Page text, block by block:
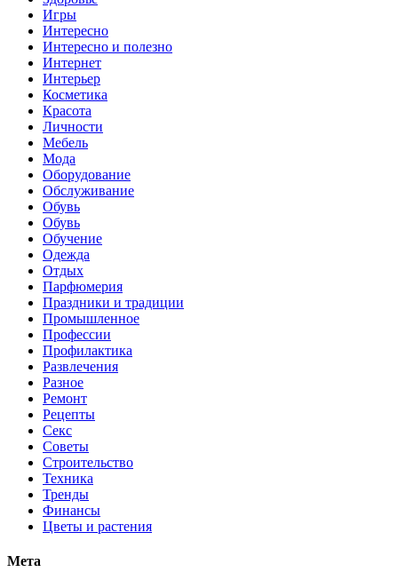
Игры
Интересно
Интересно и полезно
Интернет
Интерьер
Косметика
Красота
Личности
Мебель
Мода
Оборудование
Обслуживание
Обувь
Обувь
Обучение
Одежда
Отдых
Парфюмерия
Праздники и традиции
Промышленное
Профессии
Профилактика
Развлечения
Разное
Ремонт
Рецепты
Секс
Советы
Строительство
Техника
Тренды
Финансы
Цветы и растения
Мета